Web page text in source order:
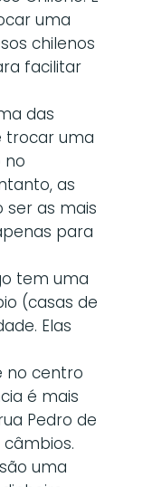
uma
chilenos
facilitar
das
trocar uma
no
as
ser as mais
para
tem uma
(casas de
Elas
no centro
é mais
Pedro de
câmbios.
uma